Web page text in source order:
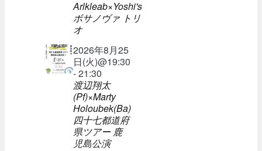
Arlkleab×Yoshi's
ボサノヴァ トリ
オ
2026年8月25
日(火)@19:30
- 21:30
渡辺翔太
(Pf)×Marty
Holoubek(Ba)
四十七都道府
県ツアー 鹿
児島公演